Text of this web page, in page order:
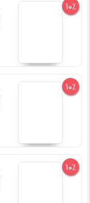
10%
10%
10%